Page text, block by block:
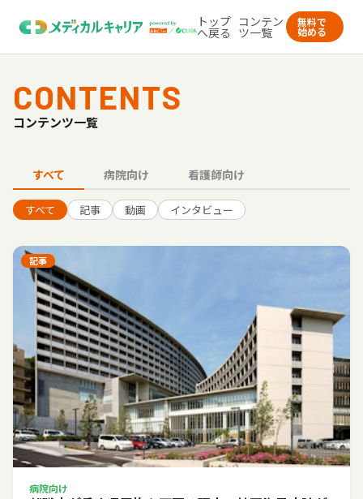
トップ
へ戻る
コンテン
ツ一覧
無料で
始める
CONTENTS
コンテンツ一覧
すべて 病院向け 看護師向け
すべて 記事 動画 インタビュー
記事
病院向け